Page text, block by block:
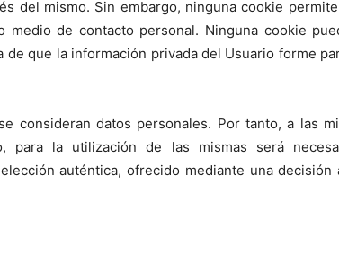
del mismo. Sin embargo, ninguna cookie
de contacto personal. Ninguna cookie
que la información privada del Usuario forme
consideran datos personales. Por tanto, a las
para la utilización de las mismas será
auténtica, ofrecido mediante una